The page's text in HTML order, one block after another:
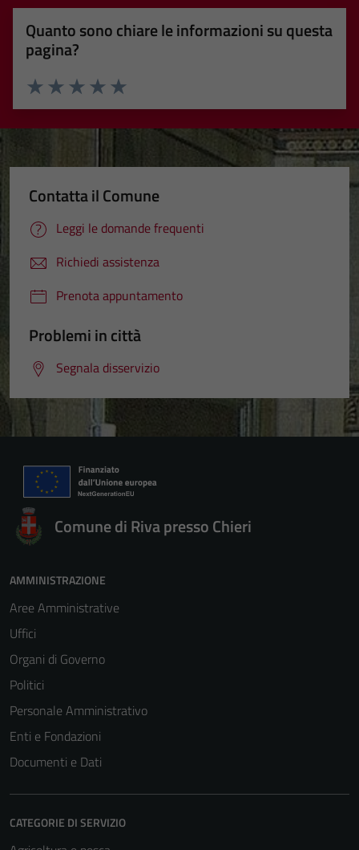
Quanto sono chiare le informazioni su questa
pagina?
Valuta 5 stelle su 5
Valuta 4 stelle su 5
Valuta 3 stelle su 5
Valuta 2 stelle su 5
Valuta 1 stelle su 5
Contatta il Comune
Leggi le domande frequenti
Richiedi assistenza
Prenota appuntamento
Problemi in città
Segnala disservizio
Comune di Riva presso Chieri
AMMINISTRAZIONE
Aree Amministrative
Uffici
Organi di Governo
Politici
Personale Amministrativo
Enti e Fondazioni
Documenti e Dati
CATEGORIE DI SERVIZIO